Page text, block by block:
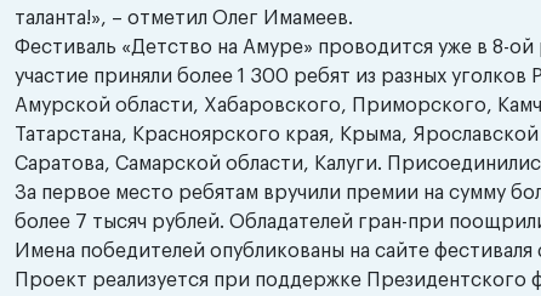
таланта!», – отметил Олег Имамеев.
Фестиваль «Детство на Амуре» проводится уже в 8-
участие приняли более 1 300 ребят из разных
Амурской области, Хабаровского, Приморского,
Татарстана, Красноярского края, Крыма,
Саратова, Самарской области, Калуги.
За первое место ребятам вручили премии на сумму
более 7 тысяч рублей. Обладателей гран-при
Имена победителей опубликованы на сайте
Проект реализуется при поддержке Президентского